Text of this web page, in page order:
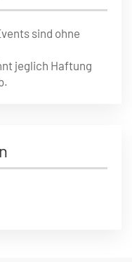
sind ohne
jeglich Haftung